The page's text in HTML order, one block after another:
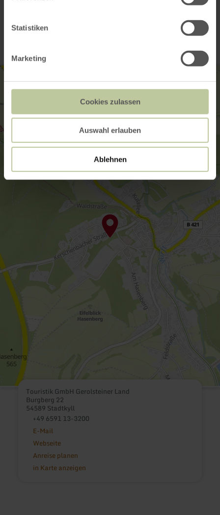
Statistiken
Marketing
Cookies zulassen
Auswahl erlauben
Ablehnen
Kontakt
Touristik GmbH Gerolsteiner Land
Burgberg 22
54589 Stadtkyll
+49 6591 13-3200
E-Mail
Webseite
Anreise planen
in Karte anzeigen